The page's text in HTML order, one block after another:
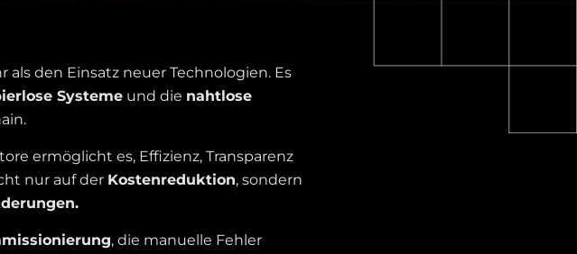
den Einsatz neuer Technologien. Es
Systemeund die nahtlose
ermöglicht es, Effizienz, Transparenz
nur auf der Kostenreduktion, sondern
, die manuelle Fehler